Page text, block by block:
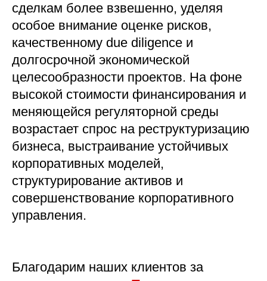
сделкам более взвешенно, уделяя
особое внимание оценке рисков,
качественному due diligence и
долгосрочной экономической
целесообразности проектов. На фоне
высокой стоимости финансирования и
меняющейся регуляторной среды
возрастает спрос на реструктуризацию
бизнеса, выстраивание устойчивых
корпоративных моделей,
структурирование активов и
совершенствование корпоративного
управления.
Благодарим наших клиентов за